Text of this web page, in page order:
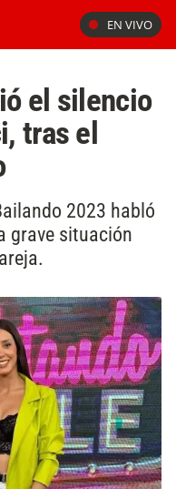
EN VIVO
el silencio
tras el
2023 habló
grave situación